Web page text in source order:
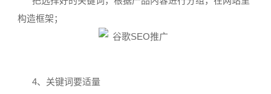
构造框架；
4、关键词要适量